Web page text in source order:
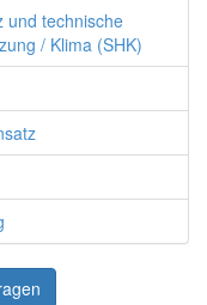
und technische
/ Klima (SHK)